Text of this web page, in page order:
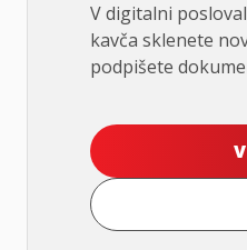
V digitalni
kavča sklenete
podpišete